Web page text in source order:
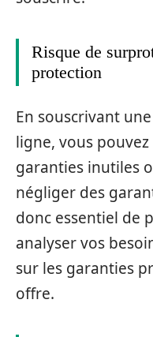
Risque de
protection
En souscrivant
ligne, vous
garanties inutiles
négliger des
donc essentiel de
analyser vos
sur les garanties
offre.